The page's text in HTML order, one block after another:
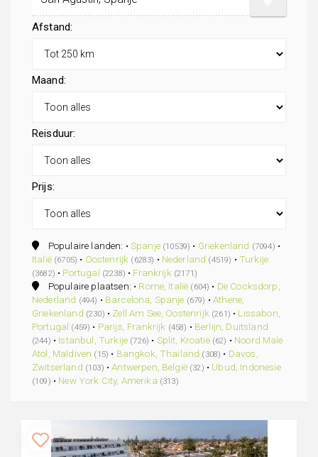
Afstand:
Maand:
Reisduur:
Prijs:
Populaire landen: •Spanje (10539) • Griekenland (7094) •
Italië (6705) • Oostenrijk (6283) • Nederland (4519) • Turkije
(3682) • Portugal (2238) • Frankrijk (2171)
Populaire plaatsen: • Rome, Italië (604) • De Cocksdorp,
Nederland (494) • Barcelona, Spanje (679) •Athene,
Griekenland (230) • Zell Am See, Oostenrijk (261) • Lissabon,
Portugal (459) • Parijs, Frankrijk (458) • Berlijn, Duitsland
(244) • Istanbul, Turkije (726) • Split, Kroatië (62) • Noord Male
Atol, Maldiven (15) • Bangkok, Thailand (308) • Davos,
Zwitserland (103) •Antwerpen, België (32) • Ubud, Indonesie
(109) • New York City, Amerika (313)